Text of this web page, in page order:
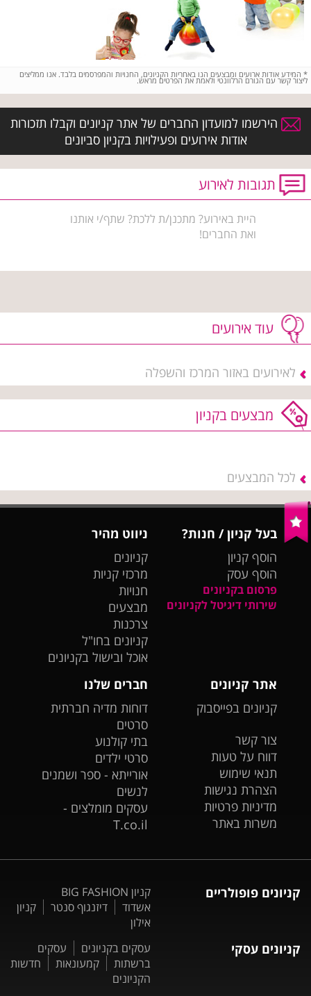
* המידע אודות ארועים ומבצעים הנו באחריות הקניונים, החנויות והמפרסמים בלבד. אנו ממליצים
ליצור קשר עם הגורם הרלוונטי ולאמת את הפרטים מראש.
הירשמו למועדון החברים של אתר קניונים וקבלו תזכורות
אודות אירועים ופעילויות בקניון סביונים
תגובות לאירוע
היית באירוע? מתכנן/ת ללכת? שתף/י אותנו
ואת החברים!
עוד אירועים
לאירועים באזור המרכז והשפלה
מבצעים בקניון
לכל המבצעים
בעל קניון / חנות?
הוסף קניון
הוסף עסק
פרסום בקניונים
שירותי דיגיטל לקניונים
ניווט מהיר
קניונים
מרכזי קניות
חנויות
מבצעים
צרכנות
קניונים בחו"ל
אוכל ובישול בקניונים
אתר קניונים
קניונים בפייסבוק
צור קשר
דווח על טעות
תנאי שימוש
הצהרת נגישות
מדיניות פרטיות
משרות באתר
חברים שלנו
דוחות מדיה חברתית
סרטים
בתי קולנוע
סרטי ילדים
אורייתא - ספר ושמנים
לנשים
עסקים מומלצים -
T.co.il
קניונים פופולריים
קניון BIG FASHION
אשדוד
דיזנגוף סנטר
קניון
אילון
קניונים עסקי עסקים בקניונים
עסקים
ברשתות
קמעונאות
חדשות
הקניונים